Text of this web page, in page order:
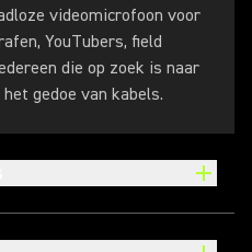
videomicrofoon voor
YouTubers, field
die op zoek is naar
gedoe van kabels.